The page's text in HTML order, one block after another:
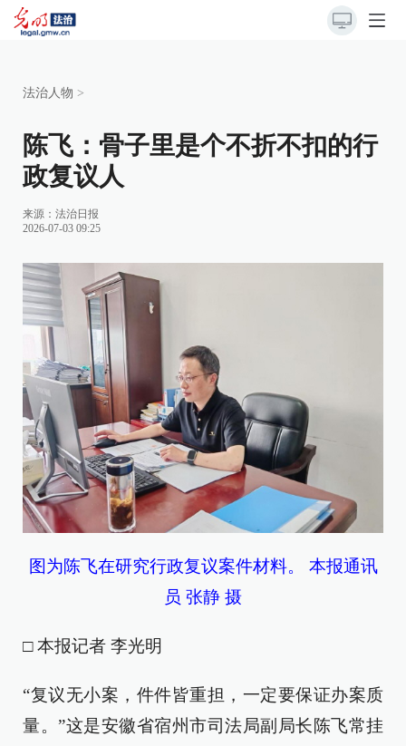
法治人物 >
陈飞：骨子里是个不折不扣的行
政复议人
来源： 法治日报
2026-07-03 09:25
图为陈飞在研究行政复议案件材料。 本报通讯
员 张静 摄
□ 本报记者 李光明
“复议无小案，件件皆重担，一定要保证办案质
量。”这是安徽省宿州市司法局副局长陈飞常挂